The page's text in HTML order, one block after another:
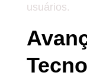
usuários.